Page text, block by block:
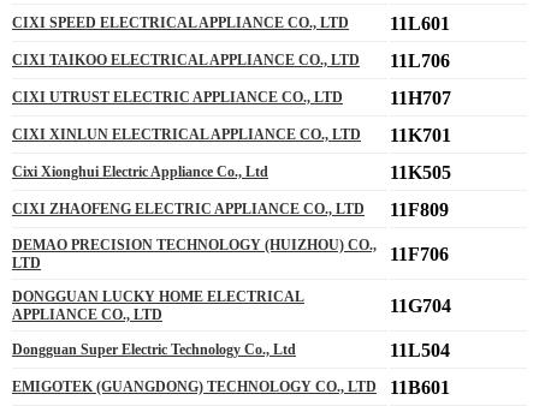
CIXI SPEED ELECTRICAL APPLIANCE CO., LTD 11L601
CIXI TAIKOO ELECTRICAL APPLIANCE CO., LTD 11L706
CIXI UTRUST ELECTRIC APPLIANCE CO., LTD 11H707
CIXI XINLUN ELECTRICAL APPLIANCE CO., LTD 11K701
Cixi Xionghui Electric Appliance Co., Ltd 11K505
CIXI ZHAOFENG ELECTRIC APPLIANCE CO., LTD 11F809
DEMAO PRECISION TECHNOLOGY (HUIZHOU) CO.,
LTD
11F706
DONGGUAN LUCKY HOME ELECTRICAL
APPLIANCE CO., LTD
11G704
Dongguan Super Electric Technology Co., Ltd 11L504
EMIGOTEK (GUANGDONG) TECHNOLOGY CO., LTD 11B601